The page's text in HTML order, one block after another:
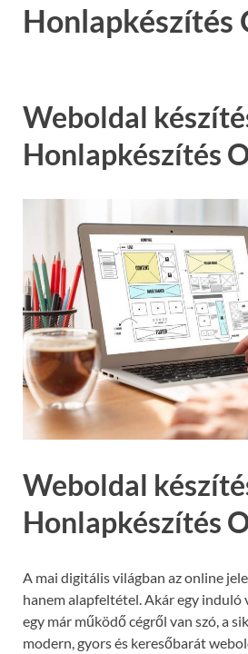
Honlapkészítés
Weboldal
Honlapkészítés
Weboldal
Honlapkészítés
A mai digitális világban az online
hanem alapfeltétel. Akár egy induló
egy már működő cégről van szó, a
modern, gyors és keresőbarát